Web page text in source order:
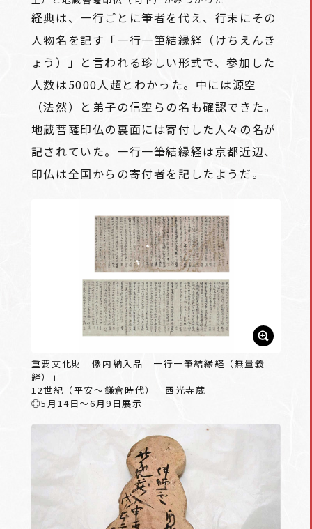
経典は、一行ごとに筆者を代え、行末にその
人物名を記す「一行一筆結縁経（けちえんき
ょう）」と言われる珍しい形式で、参加した
人数は5000人超とわかった。中には源空
（法然）と弟子の信空らの名も確認できた。
地蔵菩薩印仏の裏面には寄付した人々の名が
記されていた。一行一筆結縁経は京都近辺、
印仏は全国からの寄付者を記したようだ。
重要文化財「像内納入品 一行一筆結縁経（無量義
経）」
12世紀（平安～鎌倉時代） 西光寺蔵
◎5月14日～6月9日展示